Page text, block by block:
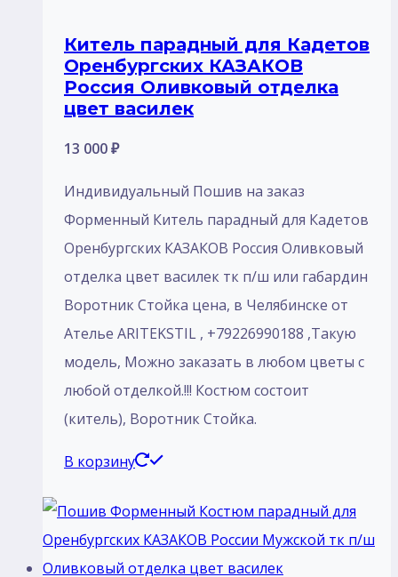
Китель парадный для Кадетов
Оренбургских КАЗАКОВ
Россия Оливковый отделка
цвет василек
13 000₽
Индивидуальный Пошив на заказ
Форменный Китель парадный для Кадетов
Оренбургских КАЗАКОВ Россия Оливковый
отделка цвет василек тк п/ш или габардин
Воротник Стойка цена, в Челябинске от
Ателье ARITEKSTIL , +79226990188 ,Такую
модель, Mожно заказать в любом цветы с
любой отделкой.!!! Костюм состоит
(китель), Воротник Стойка.
В корзину